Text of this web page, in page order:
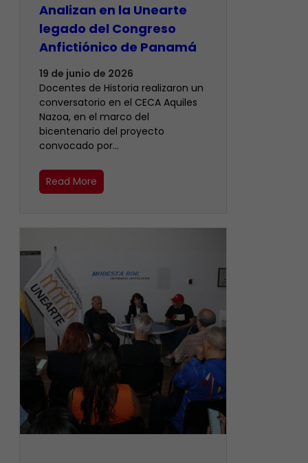
Analizan en la Unearte
legado del Congreso
Anfictiónico de Panamá
19 de junio de 2026
Docentes de Historia realizaron un
conversatorio en el CECA Aquiles
Nazoa, en el marco del
bicentenario del proyecto
convocado por…
Read More